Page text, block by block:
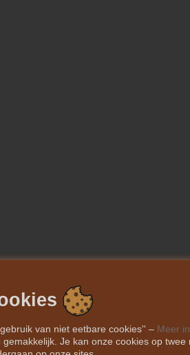
van niet eetbare cookies'' – Meer
Je kan onze cookies op